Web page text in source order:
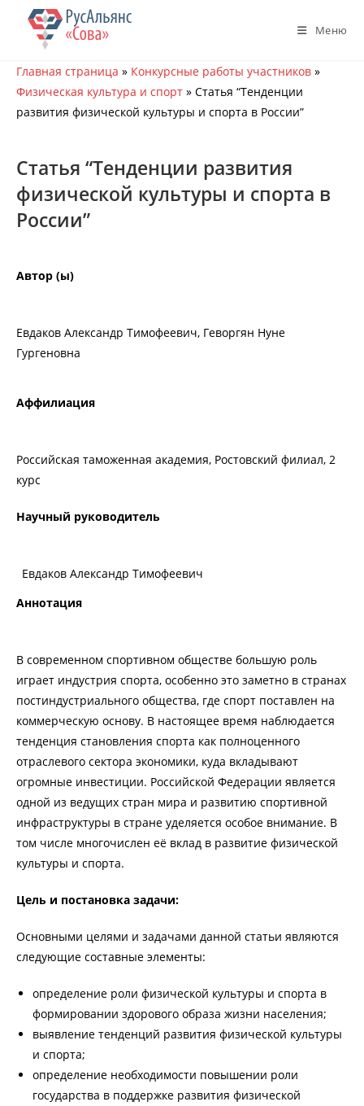
Перейти
содержимому
Меню
Главная страница » Конкурсные работы участников »
Физическая культура и спорт » Статья “Тенденции
развития физической культуры и спорта в России”
Статья “Тенденции развития
физической культуры и спорта в
России”
Автор (ы)
Евдаков Александр Тимофеевич, Геворгян Нуне
Гургеновна
Аффилиация
Российская таможенная академия, Ростовский филиал, 2
курс
Научный руководитель
Евдаков Александр Тимофеевич
Аннотация
В современном спортивном обществе большую роль
играет индустрия спорта, особенно это заметно в странах
постиндустриального общества, где спорт поставлен на
коммерческую основу. В настоящее время наблюдается
тенденция становления спорта как полноценного
отраслевого сектора экономики, куда вкладывают
огромные инвестиции. Российской Федерации является
одной из ведущих стран мира и развитию спортивной
инфраструктуры в стране уделяется особое внимание. В
том числе многочислен её вклад в развитие физической
культуры и спорта.
Цель и постановка задачи:
Основными целями и задачами данной статьи являются
следующие составные элементы:
определение роли физической культуры и спорта в
формировании здорового образа жизни населения;
выявление тенденций развития физической культуры
и спорта;
определение необходимости повышении роли
государства в поддержке развития физической